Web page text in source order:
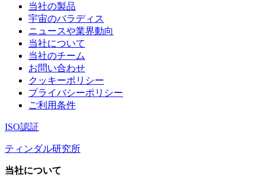
当社の製品
宇宙のバラディス
ニュースや業界動向
当社について
当社のチーム
お問い合わせ
クッキーポリシー
プライバシーポリシー
ご利用条件
ISO認証
ティンダル研究所
当社について